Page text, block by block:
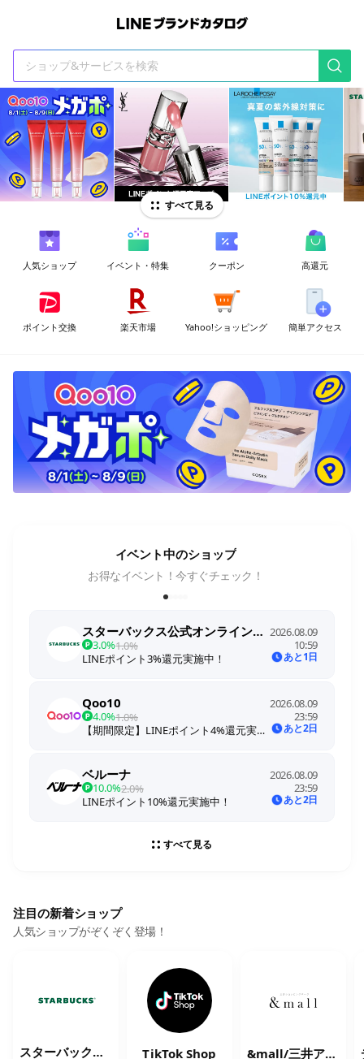
i
d
すべて見る
人気ショップ イベント・特集 クーポン 高還元
ポイント交換 楽天市場 Yahoo!ショッピング 簡単アクセス
イベント中のショップ
お得なイベント！今すぐチェック！
スターバックス公式オンラインストア
3.0%1.0%
LINEポイント3%還元実施中！
2026.08.09
10:59
あと1日
Qoo10
4.0%1.0%
【期間限定】LINEポイント4%還元実施中！※期間中に還元率を変更する場合があります
2026.08.09
23:59
あと2日
ベルーナ
10.0%2.0%
LINEポイント10%還元実施中！
2026.08.09
23:59
あと2日
すべて見る
注目の新着ショップ
人気ショップがぞくぞく登場！
スターバックス公式オンラインストア TikTok Shop &mall/三井アウトレットパークオンライン